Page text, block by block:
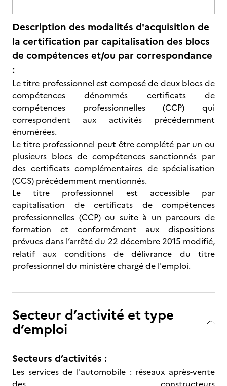
Description des modalités d'acquisition de
la certification par capitalisation des blocs
de compétences et/ou par correspondance
:
Le titre professionnel est composé de deux blocs de
compétences dénommés certificats de
compétences professionnelles (CCP) qui
correspondent aux activités précédemment
énumérées.
Le titre professionnel peut être complété par un ou
plusieurs blocs de compétences sanctionnés par
des certificats complémentaires de spécialisation
(CCS) précédemment mentionnés.
Le titre professionnel est accessible par
capitalisation de certificats de compétences
professionnelles (CCP) ou suite à un parcours de
formation et conformément aux dispositions
prévues dans l’arrêté du 22 décembre 2015 modifié,
relatif aux conditions de délivrance du titre
professionnel du ministère chargé de l'emploi.
Secteur d’activité et type
d’emploi
Secteurs d’activités :
Les services de l'automobile : réseaux après-vente